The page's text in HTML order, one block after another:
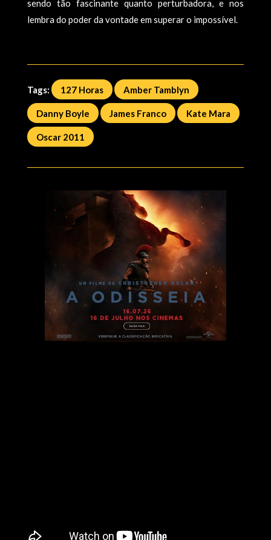
sendo tão fascinante quanto perturbadora, e nos
lembra do poder da vontade em superar o impossível.
Tags: 127 Horas Amber Tamblyn
Danny Boyle James Franco Kate Mara
Oscar 2011